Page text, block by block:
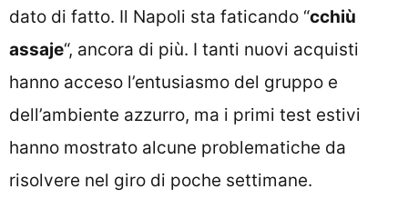
dato di fatto. Il Napoli sta faticando “cchiù
assaje“, ancora di più. I tanti nuovi acquisti
hanno acceso l’entusiasmo del gruppo e
dell’ambiente azzurro, ma i primi test estivi
hanno mostrato alcune problematiche da
risolvere nel giro di poche settimane.